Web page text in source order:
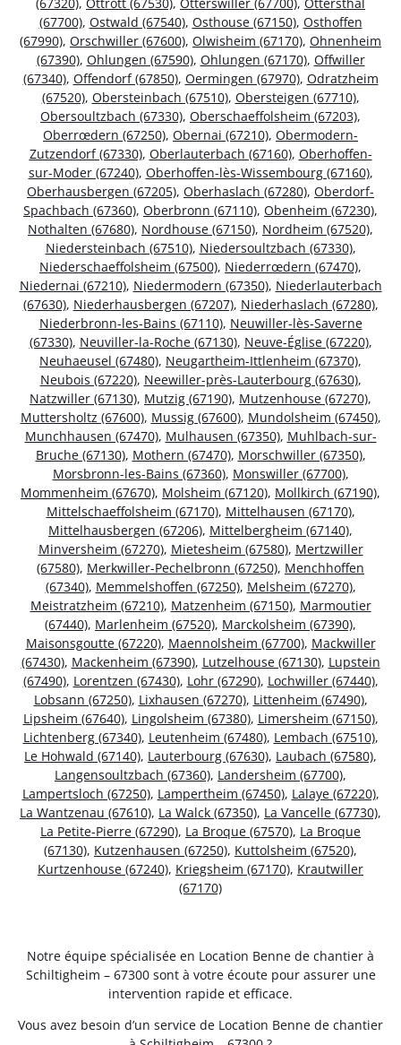
(67700), Ostwald (67540), Osthouse (67150), Osthoffen
(67990), Orschwiller (67600), Olwisheim (67170), Ohnenheim
(67390), Ohlungen (67590), Ohlungen (67170), Offwiller
(67340), Offendorf (67850), Oermingen (67970), Odratzheim
(67520), Obersteinbach (67510), Obersteigen (67710),
Obersoultzbach (67330), Oberschaeffolsheim (67203),
Oberrœdern (67250), Obernai (67210), Obermodern-
Zutzendorf (67330), Oberlauterbach (67160), Oberhoffen-
sur-Moder (67240), Oberhoffen-lès-Wissembourg (67160),
Oberhausbergen (67205), Oberhaslach (67280), Oberdorf-
Spachbach (67360), Oberbronn (67110), Obenheim (67230),
Nothalten (67680), Nordhouse (67150), Nordheim (67520),
Niedersteinbach (67510), Niedersoultzbach (67330),
Niederschaeffolsheim (67500), Niederrœdern (67470),
Niedernai (67210), Niedermodern (67350), Niederlauterbach
(67630), Niederhausbergen (67207), Niederhaslach (67280),
Niederbronn-les-Bains (67110), Neuwiller-lès-Saverne
(67330), Neuviller-la-Roche (67130), Neuve-Église (67220),
Neuhaeusel (67480), Neugartheim-Ittlenheim (67370),
Neubois (67220), Neewiller-près-Lauterbourg (67630),
Natzwiller (67130), Mutzig (67190), Mutzenhouse (67270),
Muttersholtz (67600), Mussig (67600), Mundolsheim (67450),
Munchhausen (67470), Mulhausen (67350), Muhlbach-sur-
Bruche (67130), Mothern (67470), Morschwiller (67350),
Morsbronn-les-Bains (67360), Monswiller (67700),
Mommenheim (67670), Molsheim (67120), Mollkirch (67190),
Mittelschaeffolsheim (67170), Mittelhausen (67170),
Mittelhausbergen (67206), Mittelbergheim (67140),
Minversheim (67270), Mietesheim (67580), Mertzwiller
(67580), Merkwiller-Pechelbronn (67250), Menchhoffen
(67340), Memmelshoffen (67250), Melsheim (67270),
Meistratzheim (67210), Matzenheim (67150), Marmoutier
(67440), Marlenheim (67520), Marckolsheim (67390),
Maisonsgoutte (67220), Maennolsheim (67700), Mackwiller
(67430), Mackenheim (67390), Lutzelhouse (67130), Lupstein
(67490), Lorentzen (67430), Lohr (67290), Lochwiller (67440),
Lobsann (67250), Lixhausen (67270), Littenheim (67490),
Lipsheim (67640), Lingolsheim (67380), Limersheim (67150),
Lichtenberg (67340), Leutenheim (67480), Lembach (67510),
Le Hohwald (67140), Lauterbourg (67630), Laubach (67580),
Langensoultzbach (67360), Landersheim (67700),
Lampertsloch (67250), Lampertheim (67450), Lalaye (67220),
La Wantzenau (67610), La Walck (67350), La Vancelle (67730),
La Petite-Pierre (67290), La Broque (67570), La Broque
(67130), Kutzenhausen (67250), Kuttolsheim (67520),
Kurtzenhouse (67240), Kriegsheim (67170), Krautwiller
(67170)
Notre équipe spécialisée en Location Benne de chantier à
Schiltigheim – 67300 sont à votre écoute pour assurer une
intervention rapide et efficace.
Vous avez besoin d’un service de Location Benne de chantier